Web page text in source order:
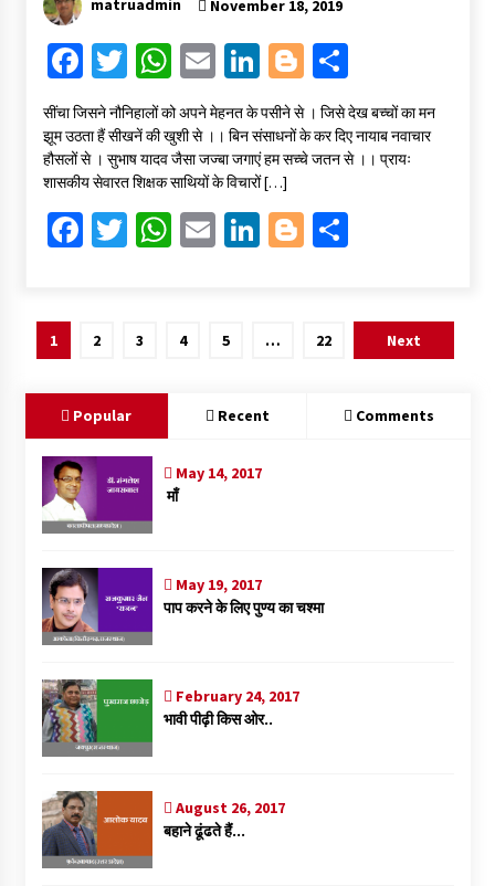
matruadmin
November 18, 2019
Fa
ce
b
o
o
k
T
wi
tt
er
W
h
at
sA
p
p
E
m
ai
l
Li
n
ke
dI
n
Bl
o
gg
er
S
h
ar
e
सींचा जिसने नौनिहालों को अपने मेहनत के पसीने से । जिसे देख बच्चों का मन
झूम उठता हैं सीखनें की खुशी से ।। बिन संसाधनों के कर दिए नायाब नवाचार
हौसलों से । सुभाष यादव जैसा जज्बा जगाएं हम सच्चे जतन से ।। प्रायः
शासकीय सेवारत शिक्षक साथियों के विचारों […]
Fa
o
k
T
er
W
sA
E
l
Li
dI
Bl
er
S
e
Posts
1 2 3 4 5 … 22 Next
Popular Recent Comments
May 14, 2017
माँ
May 19, 2017
पाप करने के लिए पुण्य का चश्मा
February 24, 2017
भावी पीढ़ी किस ओर..
August 26, 2017
बहाने ढूंढते हैं…